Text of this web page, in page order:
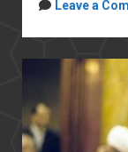
Leave a